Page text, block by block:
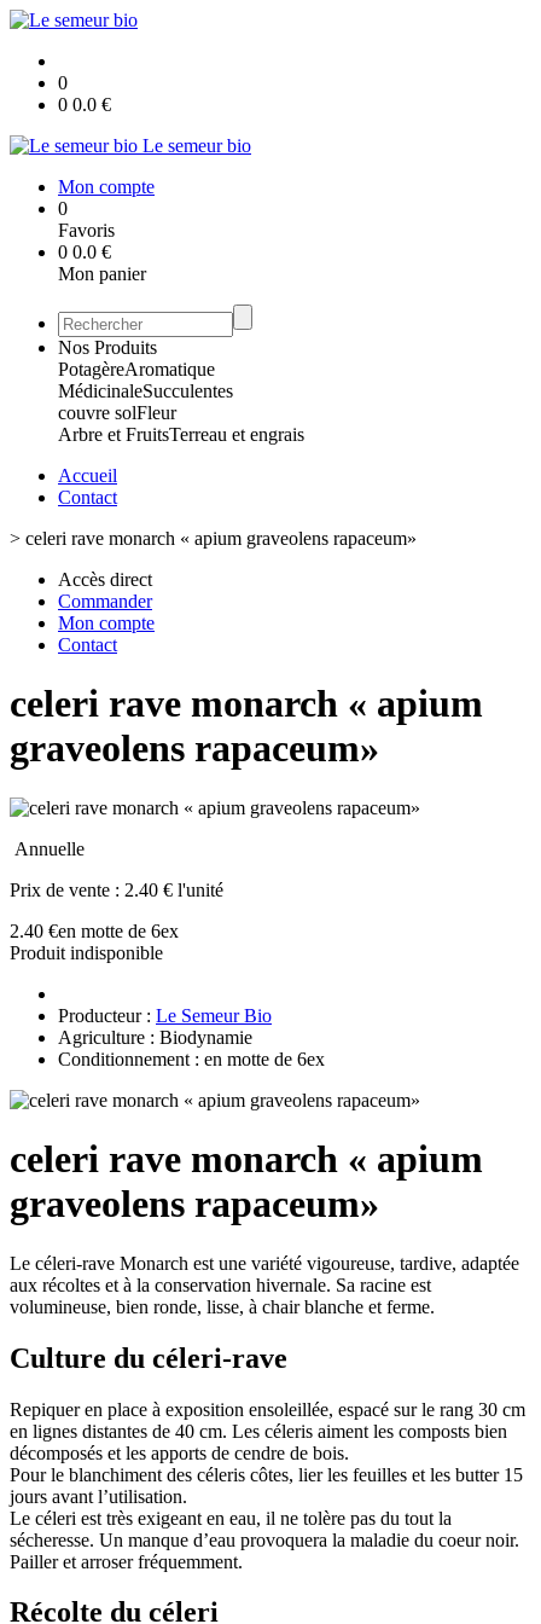
0
0 0.0 €
Le semeur bio
Mon compte
0
Favoris
0 0.0 €
Mon panier
Nos Produits
PotagèreAromatique
MédicinaleSucculentes
couvre solFleur
Arbre et FruitsTerreau et engrais
Accueil
Contact
> celeri rave monarch « apium graveolens rapaceum»
Accès direct
Commander
Mon compte
Contact
celeri rave monarch « apium
graveolens rapaceum»
Annuelle
Prix de vente : 2.40 € l'unité
2.40 €en motte de 6ex
Produit indisponible
Producteur : Le Semeur Bio
Agriculture : Biodynamie
Conditionnement : en motte de 6ex
celeri rave monarch « apium
graveolens rapaceum»
Le céleri-rave Monarch est une variété vigoureuse, tardive, adaptée
aux récoltes et à la conservation hivernale. Sa racine est
volumineuse, bien ronde, lisse, à chair blanche et ferme.
Culture du céleri-rave
Repiquer en place à exposition ensoleillée, espacé sur le rang 30 cm
en lignes distantes de 40 cm. Les céleris aiment les composts bien
décomposés et les apports de cendre de bois.
Pour le blanchiment des céleris côtes, lier les feuilles et les butter 15
jours avant l’utilisation.
Le céleri est très exigeant en eau, il ne tolère pas du tout la
sécheresse. Un manque d’eau provoquera la maladie du coeur noir.
Pailler et arroser fréquemment.
Récolte du céleri